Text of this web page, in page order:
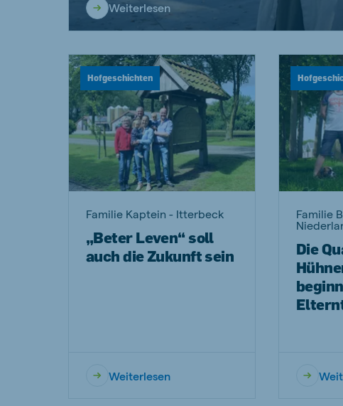
Weiterlesen
Hofgeschichten
Familie Kaptein - Itterbeck
„Beter Leven“ soll
auch die Zukunft sein
Weiterlesen
Familie
Die